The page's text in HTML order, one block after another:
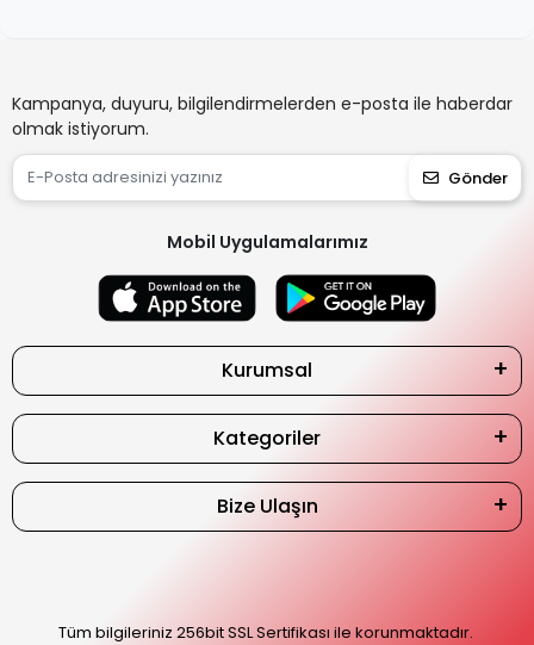
Kampanya, duyuru, bilgilendirmelerden e-posta ile haberdar
olmak istiyorum.
Gönder
Mobil Uygulamalarımız
Kurumsal
Kategoriler
Bize Ulaşın
Tüm bilgileriniz 256bit SSL Sertifikası ile korunmaktadır.